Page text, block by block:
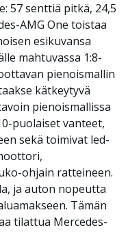
57 senttiä pitkä, 24,5
AMG One toistaa
esikuvansa
mahtuvassa 1:8-
pienoismallin
kätkeytyvä
pienoismallissa
puolaiset vanteet,
sekä toimivat led-
ohjain ratteineen.
ja auton nopeutta
Tämän
tilattua Mercedes-